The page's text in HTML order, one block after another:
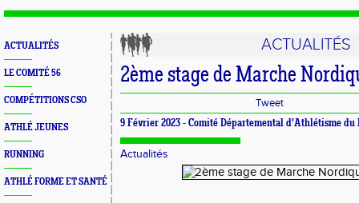
ACTUALITÉS
LE COMITÉ 56
COMPÉTITIONS CSO
ATHLÉ JEUNES
RUNNING
ATHLÉ FORME ET SANTÉ
ACTUALITÉS
2ème stage de Marche
Tweet
9 Février 2023 - Comité Départemental d'Athlétisme du
Actualités